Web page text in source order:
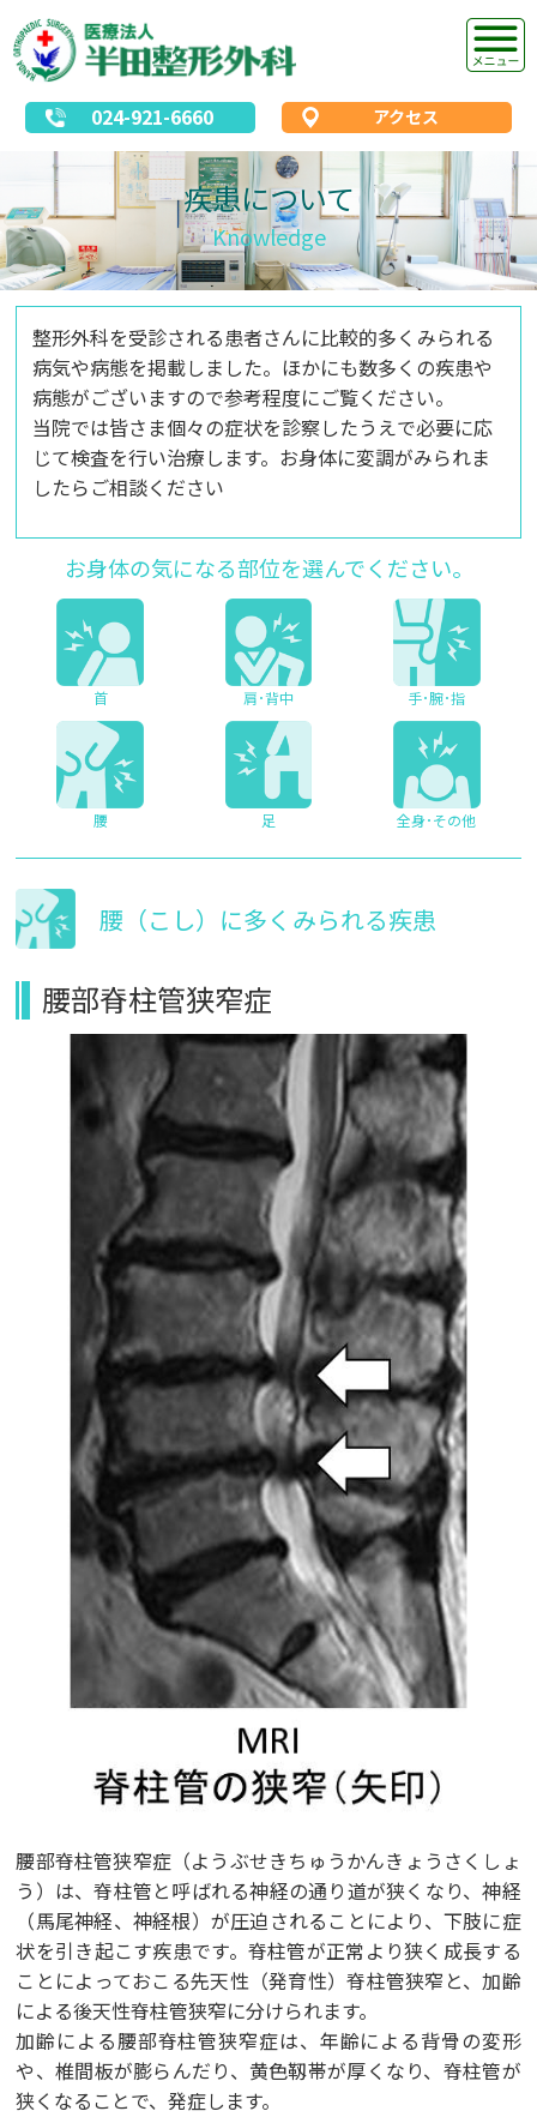
024-921-6660 アクセス
疾患について
Knowledge
整形外科を受診される患者さんに比較的多くみられる
病気や病態を掲載しました。ほかにも数多くの疾患や
病態がございますので参考程度にご覧ください。
当院では皆さま個々の症状を診察したうえで必要に応
じて検査を行い治療します。お身体に変調がみられま
したらご相談ください
お身体の気になる部位を選んでください。
首 肩･背中 手･腕･指
腰 足 全身･その他
腰（こし）に多くみられる疾患
腰部脊柱管狭窄症
腰部脊柱管狭窄症（ようぶせきちゅうかんきょうさくしょ
う）は、脊柱管と呼ばれる神経の通り道が狭くなり、神経
（馬尾神経、神経根）が圧迫されることにより、下肢に症
状を引き起こす疾患です。脊柱管が正常より狭く成長する
ことによっておこる先天性（発育性）脊柱管狭窄と、加齢
による後天性脊柱管狭窄に分けられます。
加齢による腰部脊柱管狭窄症は、年齢による背骨の変形
や、椎間板が膨らんだり、黄色靱帯が厚くなり、脊柱管が
狭くなることで、発症します。